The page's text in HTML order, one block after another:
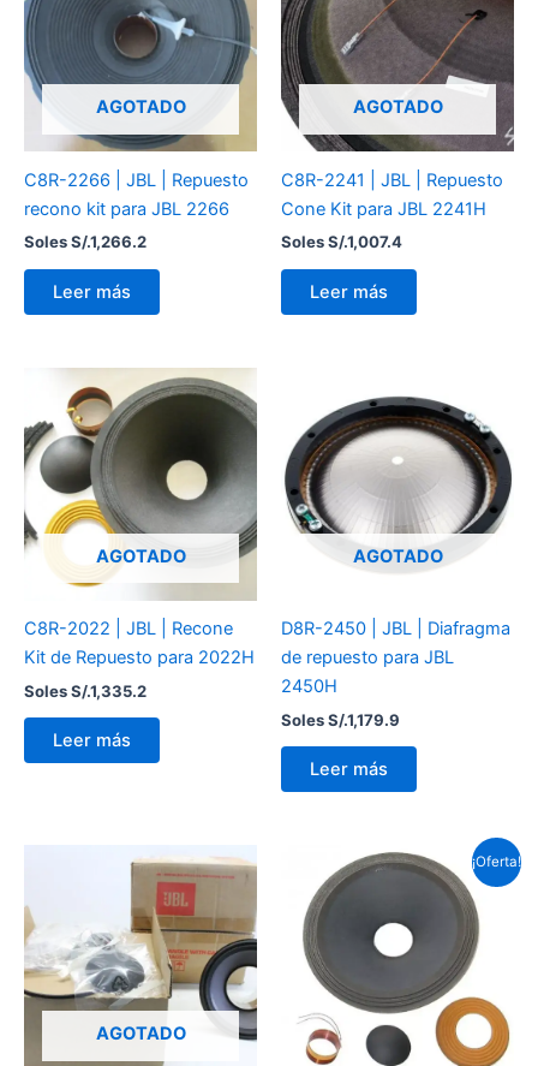
AGOTADO
C8R-2266 | JBL | Repuesto
recono kit para JBL 2266
Soles S/.1,266.2
Leer más
AGOTADO
C8R-2241 | JBL | Repuesto
Cone Kit para JBL 2241H
Soles S/.1,007.4
Leer más
AGOTADO
C8R-2022 | JBL | Recone
Kit de Repuesto para 2022H
Soles S/.1,335.2
Leer más
AGOTADO
D8R-2450 | JBL | Diafragma
de repuesto para JBL
2450H
Soles S/.1,179.9
Leer más
AGOTADO
¡Oferta!
El
precio
original
Soles
S/.1,104.0.
El